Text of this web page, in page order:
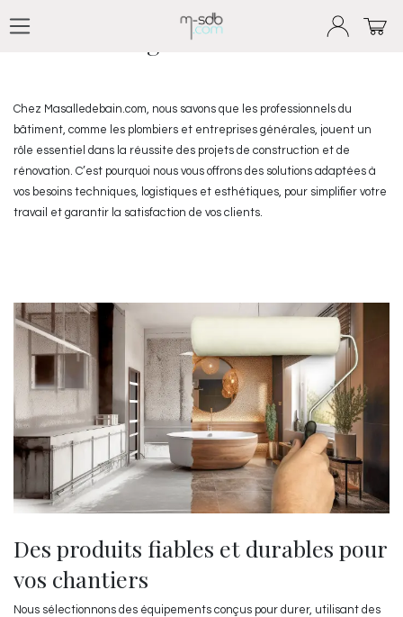
Plombiers et entreprises
générales
Chez Masalledebain.com, nous savons que les professionnels du
bâtiment, comme les plombiers et entreprises générales, jouent un
rôle essentiel dans la réussite des projets de construction et de
rénovation. C’est pourquoi nous vous offrons des solutions adaptées à
vos besoins techniques, logistiques et esthétiques, pour simplifier votre
travail et garantir la satisfaction de vos clients.
Des produits fiables et durables pour
vos chantiers
Nous sélectionnons des équipements conçus pour durer, utilisant des